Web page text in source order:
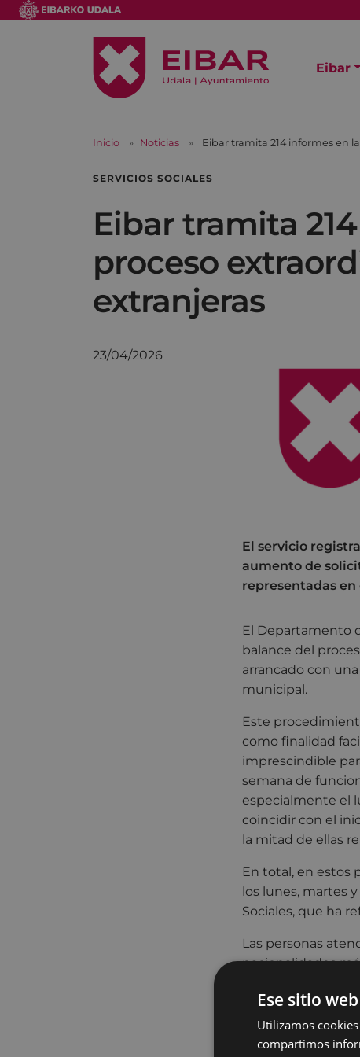
Eibar
Inicio Noticias Eibar tramita 214 informes en
SERVICIOS SOCIALES
Eibar tramita
proceso
extranjeras
23/04/2026
El servicio
aumento de
representadas en
El Departamento
balance del
arrancado con
municipal.
Este
como finalidad
imprescindible
semana de
especialmente el
coincidir con el
la mitad de ellas
En total, en estos
los lunes, martes
Sociales, que ha
Las personas
nacionalidades
El servicio
extraordinaria
Ese sitio
Utilizamos
compartimos